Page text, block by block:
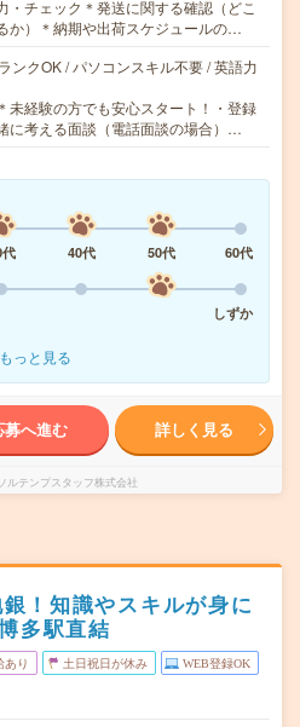
・チェック＊発送に関する確認（どこ
か）＊納期や出荷スケジュールの…
ンクOK / パソコンスキル不要 / 英語力
未経験の方でも安心スタート！・登録
に考える面談（電話面談の場合）…
40代 50代
60代
しずか
もっと見る
募へ進む 詳しく見る
ルテンプスタッフ株式会社
！知識やスキルが身に
多駅直結
あり 土日祝日が休み WEB登録OK